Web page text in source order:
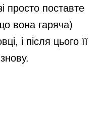
просто поставте
вона гаряча)
і після цього її